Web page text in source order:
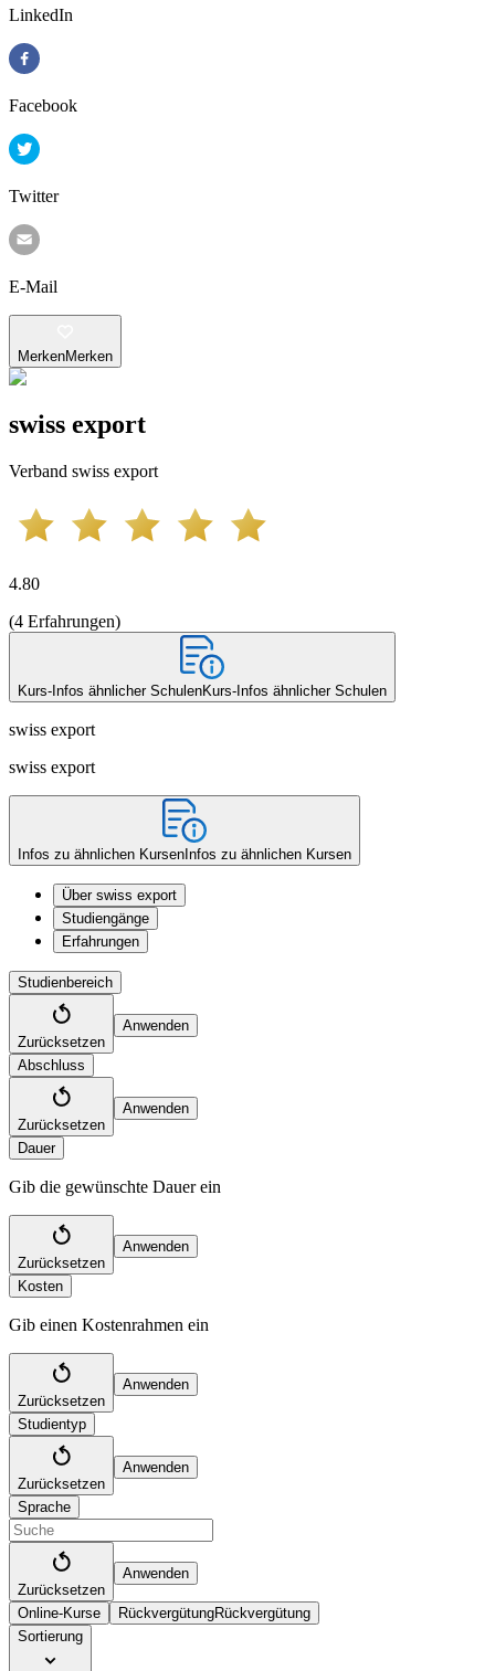
LinkedIn
Facebook
Twitter
E-Mail
MerkenMerken
swiss export
Verband swiss export
4.80
(4 Erfahrungen)
Kurs-Infos ähnlicher SchulenKurs-Infos ähnlicher Schulen
swiss export
swiss export
Infos zu ähnlichen Kursen Infos zu ähnlichen Kursen
Über swiss export
Studiengänge
Erfahrungen
Studienbereich
Zurücksetzen
Anwenden
Abschluss
Zurücksetzen
Anwenden
Dauer
Gib die gewünschte Dauer ein
Zurücksetzen
Anwenden
Kosten
Gib einen Kostenrahmen ein
Zurücksetzen
Anwenden
Studientyp
Zurücksetzen
Anwenden
Sprache
Zurücksetzen
Anwenden
Online-Kurse RückvergütungRückvergütung
Sortierung